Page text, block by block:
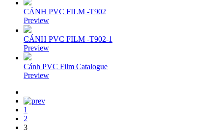
CÁNH PVC FILM -T902
Preview
CÁNH PVC FILM -T902-1
Preview
Cánh PVC Film Catalogue
Preview
1
2
3